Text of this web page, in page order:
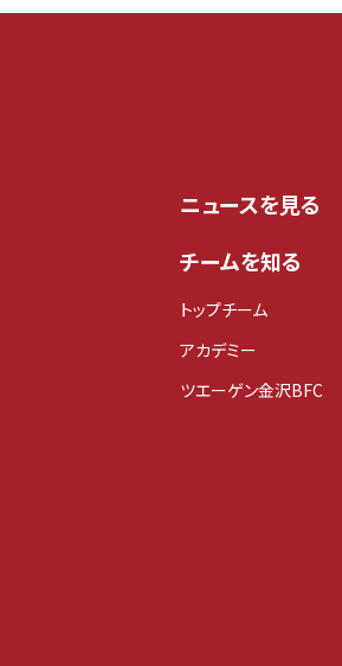
ニュースを見る
チームを知る
トップチーム
アカデミー
ツエーゲン金沢BFC